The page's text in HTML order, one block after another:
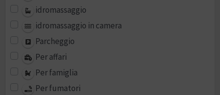
idromassaggio
idromassaggio in camera
Parcheggio
Per affari
Per famiglia
Per fumatori